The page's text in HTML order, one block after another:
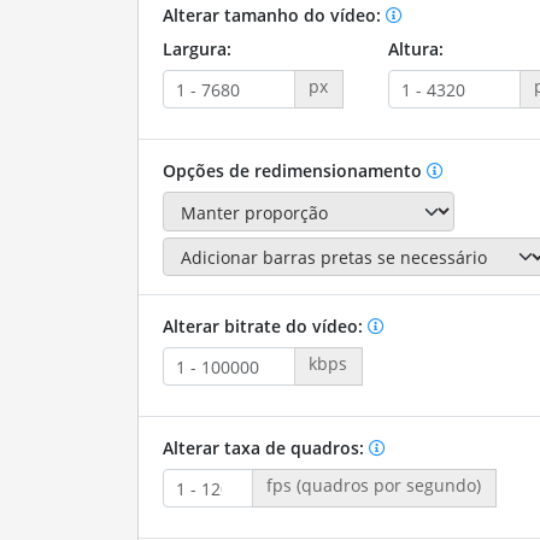
Alterar tamanho do vídeo:
Largura:
px
Altura:
Opções de redimensionamento
Alterar bitrate do vídeo:
kbps
Alterar taxa de quadros:
fps (quadros por segundo)